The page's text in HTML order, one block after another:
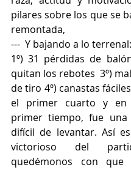
pilares sobre los que se
remontada,
---  Y bajando a lo terrenal:
1º) 31 pérdidas de
quitan los rebotes  3º)
de tiro 4º) canastas
el primer cuarto y en
primer tiempo, fue una
difícil de levantar. Así
victorioso del
quedémonos con